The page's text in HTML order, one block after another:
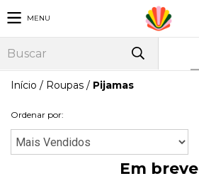
MENU
Início / Roupas / Pijamas
Ordenar por:
Em breve